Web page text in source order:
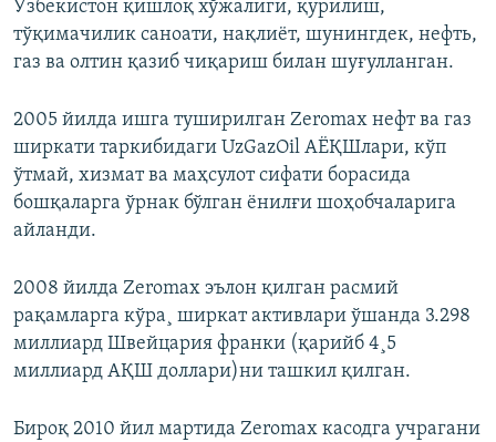
Ўзбекистон қишлоқ хўжалиги, қурилиш,
тўқимачилик саноати, нақлиёт, шунингдек, нефть,
газ ва олтин қазиб чиқариш билан шуғулланган.
2005 йилда ишга туширилган Zeromax нефт ва газ
ширкати таркибидаги UzGazOil АЁҚШлари, кўп
ўтмай, хизмат ва маҳсулот сифати борасида
бошқаларга ўрнак бўлган ёнилғи шоҳобчаларига
айланди.
2008 йилда Zeromax эълон қилган расмий
рақамларга кўра¸ ширкат активлари ўшанда 3.298
миллиард Швейцария франки (қарийб 4¸5
миллиард АҚШ доллари)ни ташкил қилган.
Бироқ 2010 йил мартида Zeromax касодга учрагани